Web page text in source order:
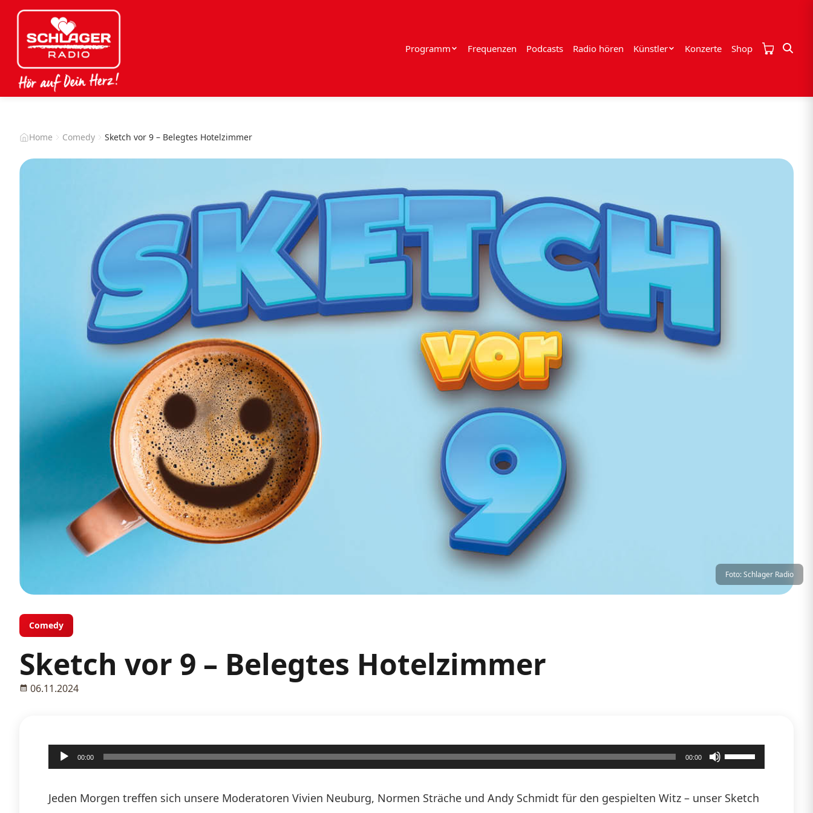
Programm Frequenzen Podcasts Radio hören Künstler Konzerte Shop
Home Comedy Sketch vor 9 – Belegtes Hotelzimmer
Foto: Schlager Radio
Comedy
Sketch vor 9 – Belegtes Hotelzimmer
06.11.2024
Audio-
Player
00:00 00:00
Pfeiltasten
benutzen,
Jeden Morgen treffen sich unsere Moderatoren Vivien Neuburg, Normen Sträche und Andy Schmidt für den gespielten Witz – unser Sketch